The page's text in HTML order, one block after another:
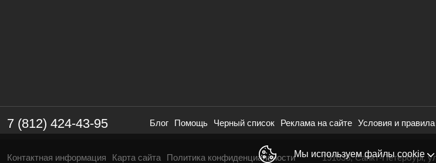
Мы используем файлы cookie
7 (812) 424-43-95 Блог Помощь Черный список Реклама на сайте Условия и правила
Контактная информация Карта сайта Политика конфиденциальности 191036, Санкт-Петербург,